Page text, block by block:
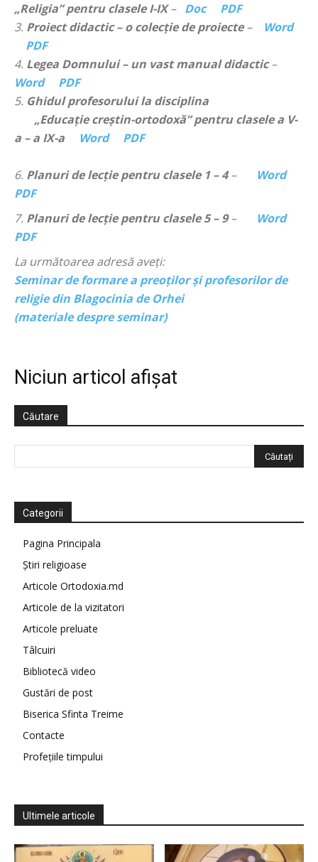
„Religia” pentru clasele I-IX– Doc
PDF
3. Proiect didactic – o colecție de proiecte– Word
PDF
4. Legea Domnului – un vast manual didactic–
Word
PDF
5. Ghidul profesorului la disciplina
„Educaţie creştin-ortodoxă” pentru clasele a V-
a – a IX-a
Word PDF
6. Planuri de lecție pentru clasele 1 – 4– Word
PDF
7. Planuri de lecție pentru clasele 5 – 9– Word
PDF
La următoarea adresă aveți:
Seminar de formare a preoților și profesorilor de
religie din Blagocinia de Orhei
(materiale despre seminar)
Niciun articol afișat
Căutare
Categorii
Pagina Principala
Știri religioase
Articole Ortodoxia.md
Articole de la vizitatori
Articole preluate
Tâlcuiri
Bibliotecă video
Gustări de post
Biserica Sfinta Treime
Contacte
Profețiile timpului
Ultimele articole